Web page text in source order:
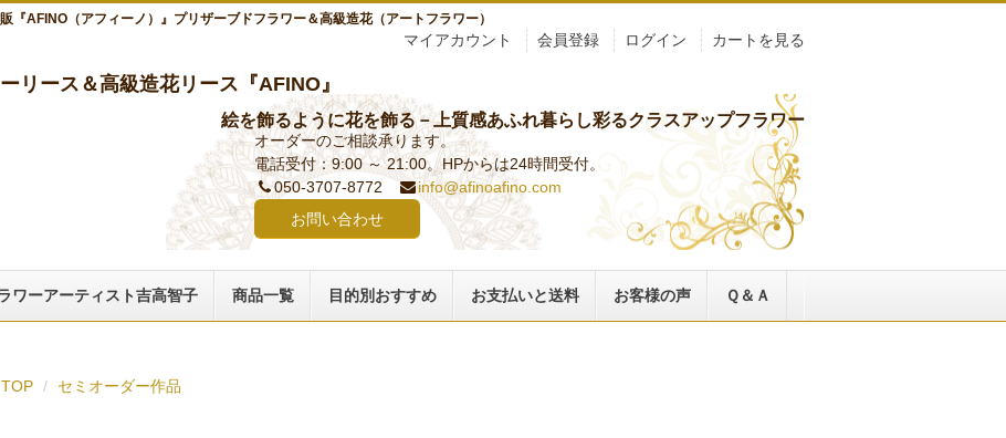
AFINO（アフィーノ）』プリザーブドフラワー＆高級造花（アートフラワー）
マイアカウント 会員登録 ログイン カートを見る
リース＆高級造花リース『AFINO』
絵を飾るように花を飾る－上質感あふれ暮らし彩るクラスアップフラワー
オーダーのご相談承ります。
電話受付：9:00 ～ 21:00。HPからは24時間受付。
050-3707-8772
info@afinoafino.com
お問い合わせ
ワーアーティスト吉高智子 商品一覧 目的別おすすめ お支払いと送料 お客様の声 Ｑ＆Ａ
TOP セミオーダー作品